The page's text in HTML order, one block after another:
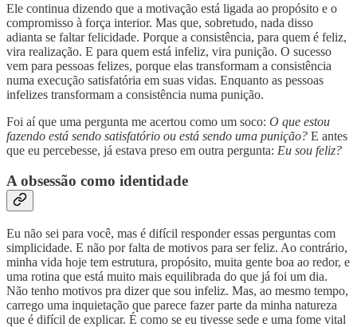
Ele continua dizendo que a motivação está ligada ao propósito e o
compromisso à força interior. Mas que, sobretudo, nada disso
adianta se faltar felicidade. Porque a consistência, para quem é feliz,
vira realização. E para quem está infeliz, vira punição. O sucesso
vem para pessoas felizes, porque elas transformam a consistência
numa execução satisfatória em suas vidas. Enquanto as pessoas
infelizes transformam a consistência numa punição.
Foi aí que uma pergunta me acertou como um soco: O que estou
fazendo está sendo satisfatório ou está sendo uma punição? E antes
que eu percebesse, já estava preso em outra pergunta: Eu sou feliz?
A obsessão como identidade
Eu não sei para você, mas é difícil responder essas perguntas com
simplicidade. E não por falta de motivos para ser feliz. Ao contrário,
minha vida hoje tem estrutura, propósito, muita gente boa ao redor, e
uma rotina que está muito mais equilibrada do que já foi um dia.
Não tenho motivos pra dizer que sou infeliz. Mas, ao mesmo tempo,
carrego uma inquietação que parece fazer parte da minha natureza
que é difícil de explicar. É como se eu tivesse sede e uma fome vital